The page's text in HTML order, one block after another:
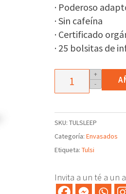
· Poderoso
· Sin cafeína
· Certificado
· 25 bolsitas de
Bolsitas
Tulsi
cantidad
+
-
SKU: TULSLEEP
Categoría: Envasados
Etiqueta: Tulsi
Invita a un té a un